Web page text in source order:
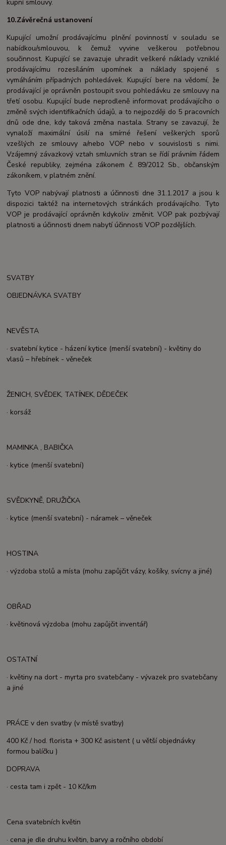
kupní smlouvy.
10.Závěrečná ustanovení
Kupující umožní prodávajícímu plnění povinností v souladu se
nabídkou/smlouvou, k čemuž vyvine veškerou potřebnou
součinnost. Kupující se zavazuje uhradit veškeré náklady vzniklé
prodávajícímu rozesíláním upomínek a náklady spojené s
vymáháním případných pohledávek. Kupující bere na vědomí, že
prodávající je oprávněn postoupit svou pohledávku ze smlouvy na
třetí osobu. Kupující bude neprodleně informovat prodávajícího o
změně svých identifikačních údajů, a to nejpozději do 5 pracovních
dnů ode dne, kdy taková změna nastala. Strany se zavazují, že
vynaloží maximální úsilí na smírné řešení veškerých sporů
vzešlých ze smlouvy a/nebo VOP nebo v souvislosti s nimi.
Vzájemný závazkový vztah smluvních stran se řídí právním řádem
České republiky, zejména zákonem č. 89/2012 Sb., občanským
zákoníkem, v platném znění.
Tyto VOP nabývají platnosti a účinnosti dne 31.1.2017 a jsou k
dispozici taktéž na internetových stránkách prodávajícího. Tyto
VOP je prodávající oprávněn kdykoliv změnit. VOP pak pozbývají
platnosti a účinnosti dnem nabytí účinnosti VOP pozdějších.
SVATBY
OBJEDNÁVKA SVATBY
NEVĚSTA
· svatební kytice - házení kytice (menší svatební) - květiny do
vlasů – hřebínek - věneček
ŽENICH, SVĚDEK, TATÍNEK, DĚDEČEK
· korsáž
MAMINKA , BABIČKA
· kytice (menší svatební)
SVĚDKYNĚ, DRUŽIČKA
· kytice (menší svatební) - náramek – věneček
HOSTINA
· výzdoba stolů a místa (mohu zapůjčit vázy, košíky, svícny a jiné)
OBŘAD
· květinová výzdoba (mohu zapůjčit inventář)
OSTATNÍ
· květiny na dort - myrta pro svatebčany - vývazek pro svatebčany
a jiné
PRÁCE v den svatby (v místě svatby)
400 Kč / hod. florista + 300 Kč asistent ( u větší objednávky
formou balíčku )
DOPRAVA
· cesta tam i zpět - 10 Kč/km
Cena svatebních květin
· cena je dle druhu květin, barvy a ročního období